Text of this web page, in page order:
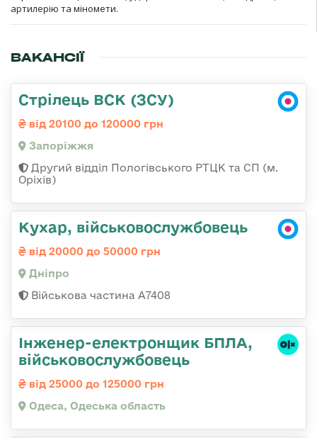
артилерію та міномети.
ВАКАНСІЇ
Стрілець ВСК (ЗСУ)
від 20100 до 120000 грн
Запоріжжя
Другий відділ Пологівського РТЦК та СП (м.
Оріхів)
Кухар, військовослужбовець
від 20000 до 50000 грн
Дніпро
Військова частина А7408
Інженер-електронщик БПЛА,
військовослужбовець
від 25000 до 125000 грн
Одеса, Одеська область